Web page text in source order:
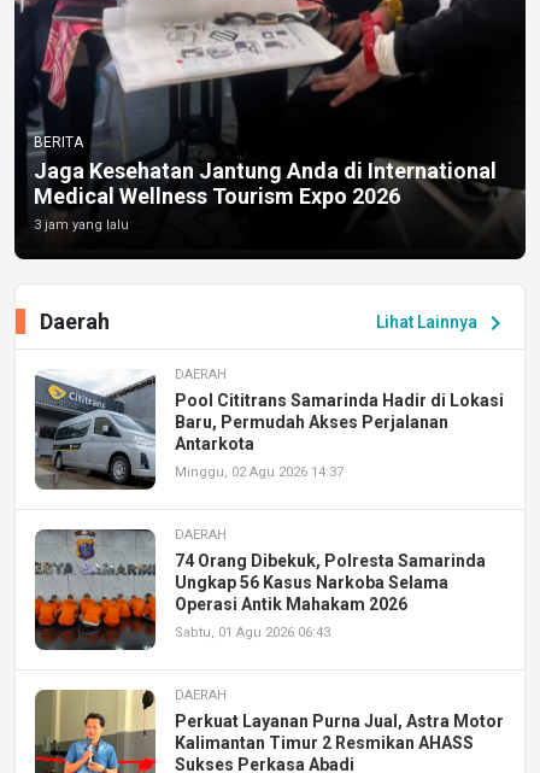
BERITA
Jaga Kesehatan Jantung Anda di International
Medical Wellness Tourism Expo 2026
3 jam yang lalu
Lihat Lainnya chevron_right
Daerah
DAERAH
Pool Cititrans Samarinda Hadir di Lokasi
Baru, Permudah Akses Perjalanan
Antarkota
Minggu, 02 Agu 2026 14:37
DAERAH
74 Orang Dibekuk, Polresta Samarinda
Ungkap 56 Kasus Narkoba Selama
Operasi Antik Mahakam 2026
Sabtu, 01 Agu 2026 06:43
DAERAH
Perkuat Layanan Purna Jual, Astra Motor
Kalimantan Timur 2 Resmikan AHASS
Sukses Perkasa Abadi